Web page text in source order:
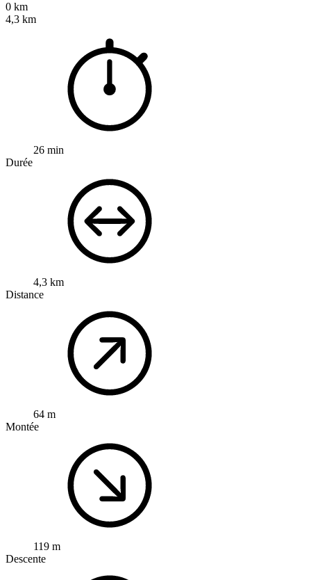
0 km
4,3 km
26 min
Durée
4,3 km
Distance
64 m
Montée
119 m
Descente